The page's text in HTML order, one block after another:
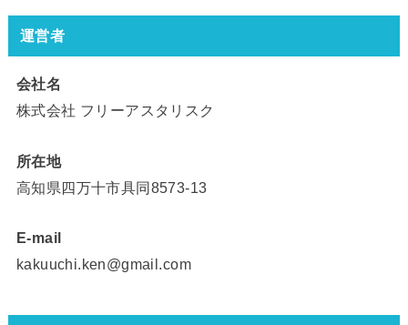
運営者
会社名
株式会社 フリーアスタリスク
所在地
高知県四万十市具同8573-13
E-mail
kakuuchi.ken@gmail.com